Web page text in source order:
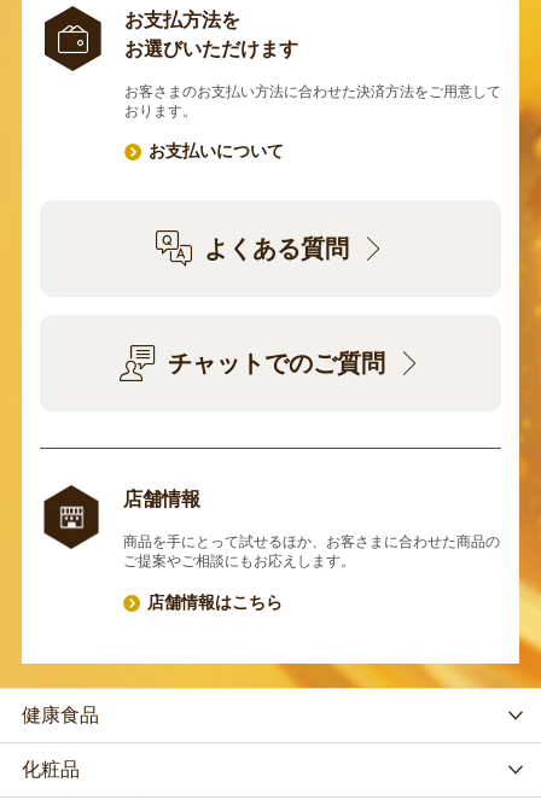
お支払方法を
お選びいただけます
お客さまのお支払い方法に合わせた決済方法をご用意して
おります。
お支払いについて
よくある質問
チャットでのご質問
店舗情報
商品を手にとって試せるほか、お客さまに合わせた商品の
ご提案やご相談にもお応えします。
店舗情報はこちら
健康食品
化粧品